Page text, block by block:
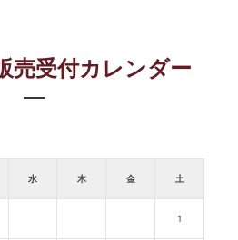
売受付カレンダー
水 木 金 土
1